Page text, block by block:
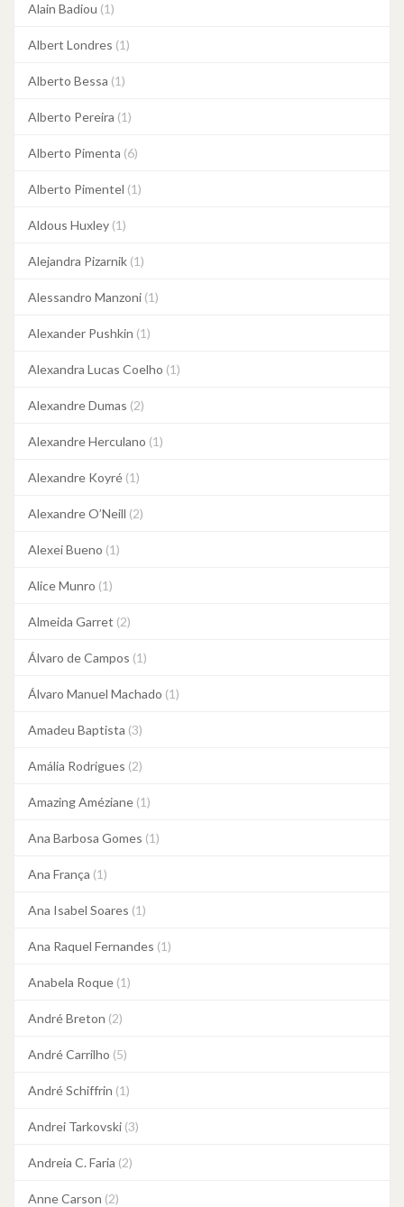
Alain Badiou (1)
Albert Londres (1)
Alberto Bessa (1)
Alberto Pereira (1)
Alberto Pimenta (6)
Alberto Pimentel (1)
Aldous Huxley (1)
Alejandra Pizarnik (1)
Alessandro Manzoni (1)
Alexander Pushkin (1)
Alexandra Lucas Coelho (1)
Alexandre Dumas (2)
Alexandre Herculano (1)
Alexandre Koyré (1)
Alexandre O’Neill (2)
Alexei Bueno (1)
Alice Munro (1)
Almeida Garret (2)
Álvaro de Campos (1)
Álvaro Manuel Machado (1)
Amadeu Baptista (3)
Amália Rodrigues (2)
Amazing Améziane (1)
Ana Barbosa Gomes (1)
Ana França (1)
Ana Isabel Soares (1)
Ana Raquel Fernandes (1)
Anabela Roque (1)
André Breton (2)
André Carrilho (5)
André Schiffrin (1)
Andrei Tarkovski (3)
Andreia C. Faria (2)
Anne Carson (2)